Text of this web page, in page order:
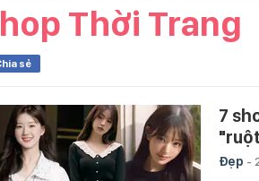
Thời Trang
sẻ
7
Đẹp -